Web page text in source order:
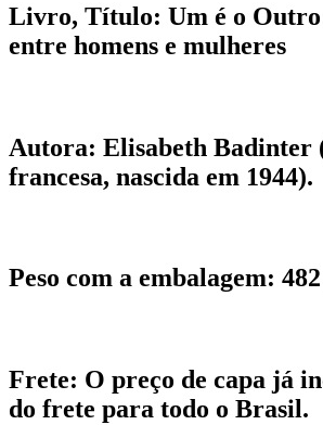
Livro, Título: Um é o
entre homens e mulheres
Autora: Elisabeth Badinter
francesa, nascida em 1944).
Peso com a embalagem:
Frete: O preço de capa já
do frete para todo o Brasil.